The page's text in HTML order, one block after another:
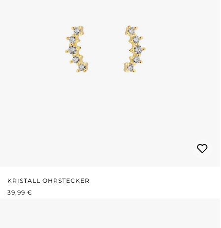
KRISTALL OHRSTECKER
REGULÄRER PREIS:
39,99 €